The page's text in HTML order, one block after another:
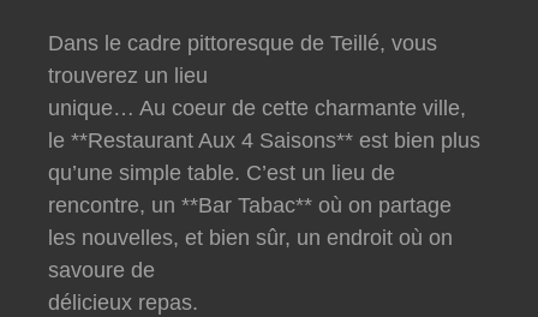
Dans le cadre pittoresque de Teillé, vous
trouverez un lieu
unique… Au coeur de cette charmante ville,
le **Restaurant Aux 4 Saisons** est bien plus
qu’une simple table. C’est un lieu de
rencontre, un **Bar Tabac** où on partage
les nouvelles, et bien sûr, un endroit où on
savoure de
délicieux repas.